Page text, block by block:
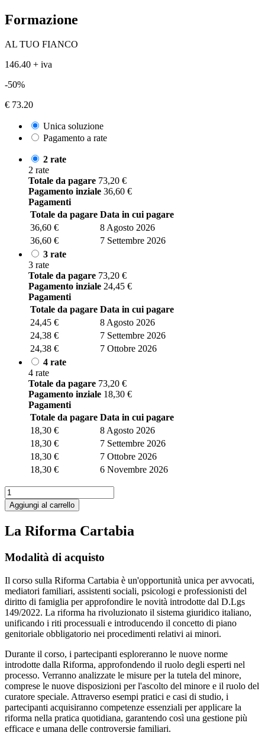
Formazione
AL TUO FIANCO
146.40 + iva
-50%
€ 73.20
Unica soluzione
Pagamento a rate
2 rate
2 rate
Totale da pagare 73,20 €
Pagamento inziale 36,60 €
Pagamenti
Totale da pagare Data in cui pagare
36,60 €
8 Agosto 2026
36,60 €
7 Settembre 2026
3 rate
3 rate
Totale da pagare 73,20 €
Pagamento inziale 24,45 €
Pagamenti
Totale da pagare Data in cui pagare
24,45 €
8 Agosto 2026
24,38 €
7 Settembre 2026
24,38 €
7 Ottobre 2026
4 rate
4 rate
Totale da pagare 73,20 €
Pagamento inziale 18,30 €
Pagamenti
Totale da pagare Data in cui pagare
18,30 €
8 Agosto 2026
18,30 €
7 Settembre 2026
18,30 €
7 Ottobre 2026
18,30 € 6 Novembre 2026
La
Riforma
Cartabia
Aggiungi al carrello
La Riforma Cartabia
Modalità di acquisto
Il corso sulla Riforma Cartabia è un'opportunità unica per avvocati,
mediatori familiari, assistenti sociali, psicologi e professionisti del
diritto di famiglia per approfondire le novità introdotte dal D.Lgs
149/2022. La riforma ha rivoluzionato il sistema giuridico italiano,
unificando i riti processuali e introducendo il concetto di piano
genitoriale obbligatorio nei procedimenti relativi ai minori.
Durante il corso, i partecipanti esploreranno le nuove norme
introdotte dalla Riforma, approfondendo il ruolo degli esperti nel
processo. Verranno analizzate le misure per la tutela del minore,
comprese le nuove disposizioni per l'ascolto del minore e il ruolo del
curatore speciale. Attraverso esempi pratici e casi di studio, i
partecipanti acquisiranno competenze essenziali per applicare la
riforma nella pratica quotidiana, garantendo così una gestione più
efficace e umana delle controversie familiari.